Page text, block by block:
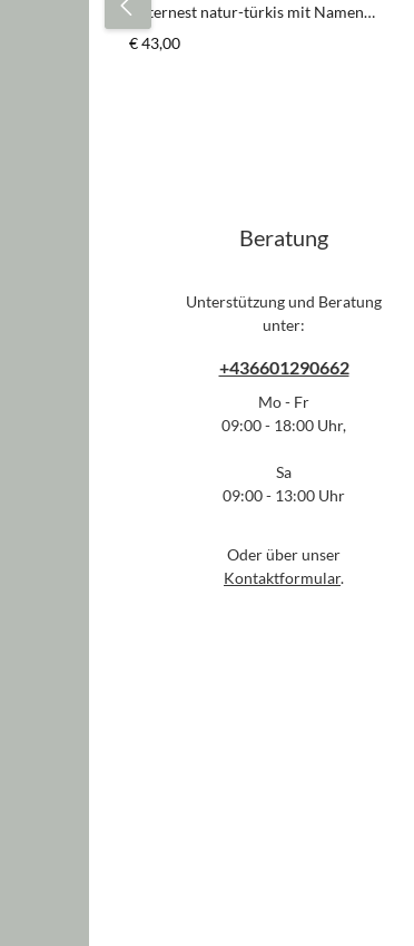
Osternest natur-türkis mit Namen
bestickt
Regulärer Preis:
€ 43,00
Beratung
Unterstützung und Beratung
unter:
+436601290662
Mo - Fr
09:00 - 18:00 Uhr,
Sa
09:00 - 13:00 Uhr
Oder über unser
Kontaktformular.